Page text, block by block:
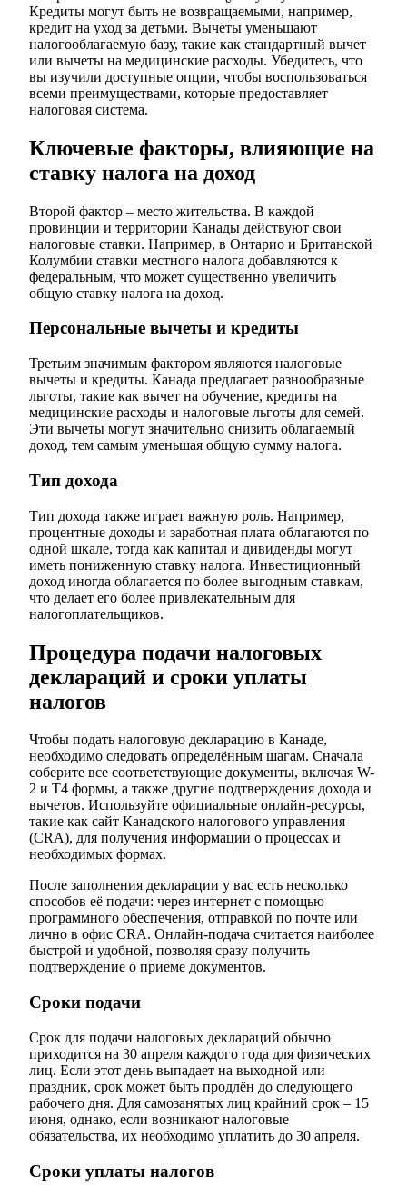
Кредиты могут быть не возвращаемыми, например,
кредит на уход за детьми. Вычеты уменьшают
налогооблагаемую базу, такие как стандартный вычет
или вычеты на медицинские расходы. Убедитесь, что
вы изучили доступные опции, чтобы воспользоваться
всеми преимуществами, которые предоставляет
налоговая система.
Ключевые факторы, влияющие на
ставку налога на доход
Второй фактор – место жительства. В каждой
провинции и территории Канады действуют свои
налоговые ставки. Например, в Онтарио и Британской
Колумбии ставки местного налога добавляются к
федеральным, что может существенно увеличить
общую ставку налога на доход.
Персональные вычеты и кредиты
Третьим значимым фактором являются налоговые
вычеты и кредиты. Канада предлагает разнообразные
льготы, такие как вычет на обучение, кредиты на
медицинские расходы и налоговые льготы для семей.
Эти вычеты могут значительно снизить облагаемый
доход, тем самым уменьшая общую сумму налога.
Тип дохода
Тип дохода также играет важную роль. Например,
процентные доходы и заработная плата облагаются по
одной шкале, тогда как капитал и дивиденды могут
иметь пониженную ставку налога. Инвестиционный
доход иногда облагается по более выгодным ставкам,
что делает его более привлекательным для
налогоплательщиков.
Процедура подачи налоговых
деклараций и сроки уплаты
налогов
Чтобы подать налоговую декларацию в Канаде,
необходимо следовать определённым шагам. Сначала
соберите все соответствующие документы, включая W-
2 и T4 формы, а также другие подтверждения дохода и
вычетов. Используйте официальные онлайн-ресурсы,
такие как сайт Канадского налогового управления
(CRA), для получения информации о процессах и
необходимых формах.
После заполнения декларации у вас есть несколько
способов её подачи: через интернет с помощью
программного обеспечения, отправкой по почте или
лично в офис CRA. Онлайн-подача считается наиболее
быстрой и удобной, позволяя сразу получить
подтверждение о приеме документов.
Сроки подачи
Срок для подачи налоговых деклараций обычно
приходится на 30 апреля каждого года для физических
лиц. Если этот день выпадает на выходной или
праздник, срок может быть продлён до следующего
рабочего дня. Для самозанятых лиц крайний срок – 15
июня, однако, если возникают налоговые
обязательства, их необходимо уплатить до 30 апреля.
Сроки уплаты налогов